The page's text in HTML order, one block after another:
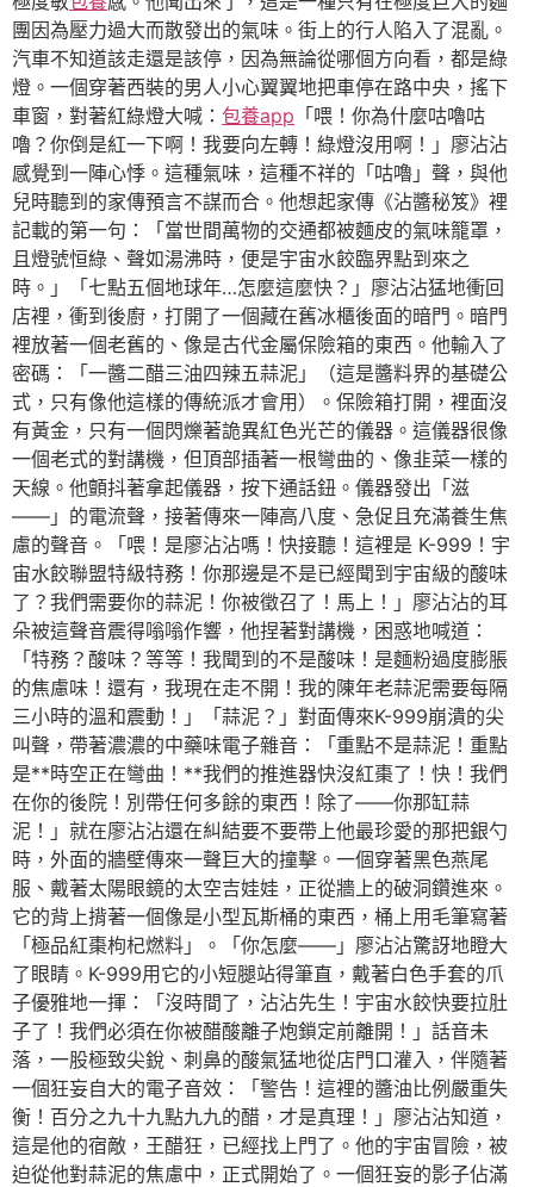
團因為壓力過大而散發出的氣味。街上的行人陷入了混亂。
汽車不知道該走還是該停，因為無論從哪個方向看，都是綠
燈。一個穿著西裝的男人小心翼翼地把車停在路中央，搖下
車窗，對著紅綠燈大喊： 包養app 「喂！你為什麼咕嚕咕
嚕？你倒是紅一下啊！我要向左轉！綠燈沒用啊！」廖沾沾
感覺到一陣心悸。這種氣味，這種不祥的「咕嚕」聲，與他
兒時聽到的家傳預言不謀而合。他想起家傳《沾醬秘笈》裡
記載的第一句：「當世間萬物的交通都被麵皮的氣味籠罩，
且燈號恒綠、聲如湯沸時，便是宇宙水餃臨界點到來之
時。」「七點五個地球年…怎麼這麼快？」廖沾沾猛地衝回
店裡，衝到後廚，打開了一個藏在舊冰櫃後面的暗門。暗門
裡放著一個老舊的、像是古代金屬保險箱的東西。他輸入了
密碼：「一醬二醋三油四辣五蒜泥」（這是醬料界的基礎公
式，只有像他這樣的傳統派才會用）。保險箱打開，裡面沒
有黃金，只有一個閃爍著詭異紅色光芒的儀器。這儀器很像
一個老式的對講機，但頂部插著一根彎曲的、像韭菜一樣的
天線。他顫抖著拿起儀器，按下通話鈕。儀器發出「滋
——」的電流聲，接著傳來一陣高八度、急促且充滿養生焦
慮的聲音。「喂！是廖沾沾嗎！快接聽！這裡是 K-999！宇
宙水餃聯盟特級特務！你那邊是不是已經聞到宇宙級的酸味
了？我們需要你的蒜泥！你被徵召了！馬上！」廖沾沾的耳
朵被這聲音震得嗡嗡作響，他捏著對講機，困惑地喊道：
「特務？酸味？等等！我聞到的不是酸味！是麵粉過度膨脹
的焦慮味！還有，我現在走不開！我的陳年老蒜泥需要每隔
三小時的溫和震動！」「蒜泥？」對面傳來K-999崩潰的尖
叫聲，帶著濃濃的中藥味電子雜音：「重點不是蒜泥！重點
是**時空正在彎曲！**我們的推進器快沒紅棗了！快！我們
在你的後院！別帶任何多餘的東西！除了——你那缸蒜
泥！」就在廖沾沾還在糾結要不要帶上他最珍愛的那把銀勺
時，外面的牆壁傳來一聲巨大的撞擊。一個穿著黑色燕尾
服、戴著太陽眼鏡的太空吉娃娃，正從牆上的破洞鑽進來。
它的背上揹著一個像是小型瓦斯桶的東西，桶上用毛筆寫著
「極品紅棗枸杞燃料」。「你怎麼——」廖沾沾驚訝地瞪大
了眼睛。K-999用它的小短腿站得筆直，戴著白色手套的爪
子優雅地一揮：「沒時間了，沾沾先生！宇宙水餃快要拉肚
子了！我們必須在你被醋酸離子炮鎖定前離開！」話音未
落，一股極致尖銳、刺鼻的酸氣猛地從店門口灌入，伴隨著
一個狂妄自大的電子音效：「警告！這裡的醬油比例嚴重失
衡！百分之九十九點九九的醋，才是真理！」廖沾沾知道，
這是他的宿敵，王醋狂，已經找上門了。他的宇宙冒險，被
迫從他對蒜泥的焦慮中，正式開始了。一個狂妄的影子佔滿